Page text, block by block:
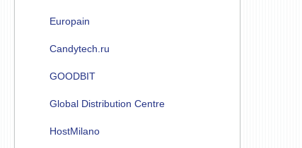
Europain
Candytech.ru
GOODBIT
Global Distribution Centre
HostMilano